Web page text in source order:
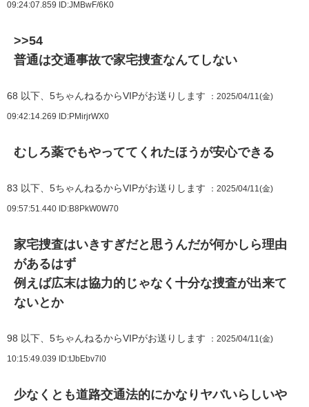
09:24:07.859 ID:JMBwF/6K0
>>54
普通は交通事故で家宅捜査なんてしない
68 以下、5ちゃんねるからVIPがお送りします ：2025/04/11(金)
09:42:14.269 ID:PMirjrWX0
むしろ薬でもやっててくれたほうが安心できる
83 以下、5ちゃんねるからVIPがお送りします ：2025/04/11(金)
09:57:51.440 ID:B8PkW0W70
家宅捜査はいきすぎだと思うんだが何かしら理由
があるはず
例えば広末は協力的じゃなく十分な捜査が出来て
ないとか
98 以下、5ちゃんねるからVIPがお送りします ：2025/04/11(金)
10:15:49.039 ID:tJbEbv7l0
少なくとも道路交通法的にかなりヤバいらしいや